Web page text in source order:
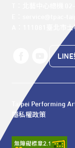
T：北藝中心總機
E：service@tpac-
A：111081臺北市
Taipei Performing
隱私權政策